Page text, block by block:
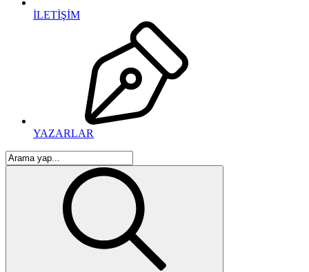
İLETİŞİM
YAZARLAR